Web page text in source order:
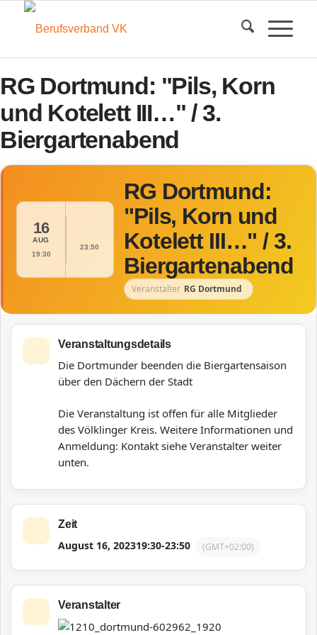
RG Dortmund: "Pils, Korn
und Kotelett III…" / 3.
Biergartenabend
16
AUG
19:30
23:50
RG Dortmund:
"Pils, Korn und
Kotelett III…" / 3.
Biergartenabend
Veranstalter RG Dortmund
Veranstaltungsdetails
Die Dortmunder beenden die Biergartensaison
über den Dächern der Stadt
Die Veranstaltung ist offen für alle Mitglieder
des Völklinger Kreis. Weitere Informationen und
Anmeldung: Kontakt siehe Veranstalter weiter
unten.
Zeit
August 16, 202319:30-23:50 (GMT+02:00)
Veranstalter